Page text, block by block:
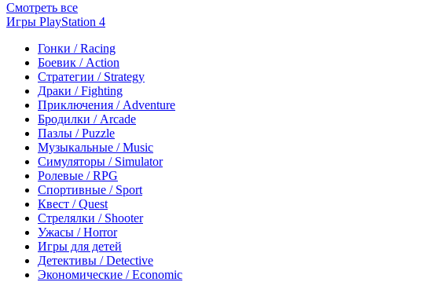
Смотреть все
Игры PlayStation 4
Гонки / Racing
Боевик / Action
Стратегии / Strategy
Драки / Fighting
Приключения / Adventure
Бродилки / Arcade
Пазлы / Puzzle
Музыкальные / Music
Симуляторы / Simulator
Ролевые / RPG
Спортивные / Sport
Квест / Quest
Стрелялки / Shooter
Ужасы / Horror
Игры для детей
Детективы / Detective
Экономические / Economic